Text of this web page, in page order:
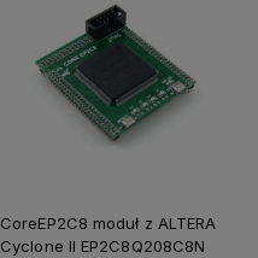
CoreEP2C8 moduł z ALTERA
Cyclone II EP2C8Q208C8N